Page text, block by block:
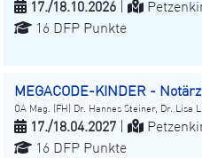
17./18.10.2026
16 DFP Punkte
MEGACODE-KINDER -
OA Mag. (FH) Dr. Hannes Steiner, Dr. Lisa
17./18.04.2027
16 DFP Punkte